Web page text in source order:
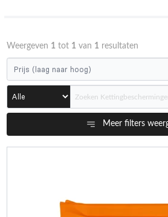
Weergeven 1tot 1van 1resultaten
Meer filters